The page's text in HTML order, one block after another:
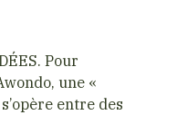
Pour
une «
entre des